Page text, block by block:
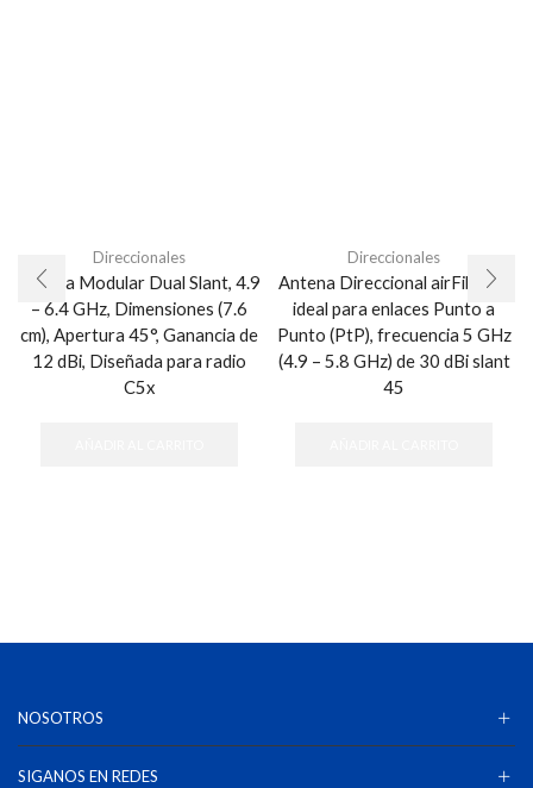
Direccionales
Antena Modular Dual Slant, 4.9
– 6.4 GHz, Dimensiones (7.6
cm), Apertura 45°, Ganancia de
12 dBi, Diseñada para radio
C5x
Direccionales
Antena Direccional airFiber X,
ideal para enlaces Punto a
Punto (PtP), frecuencia 5 GHz
(4.9 – 5.8 GHz) de 30 dBi slant
45
NOSOTROS
SIGANOS EN REDES